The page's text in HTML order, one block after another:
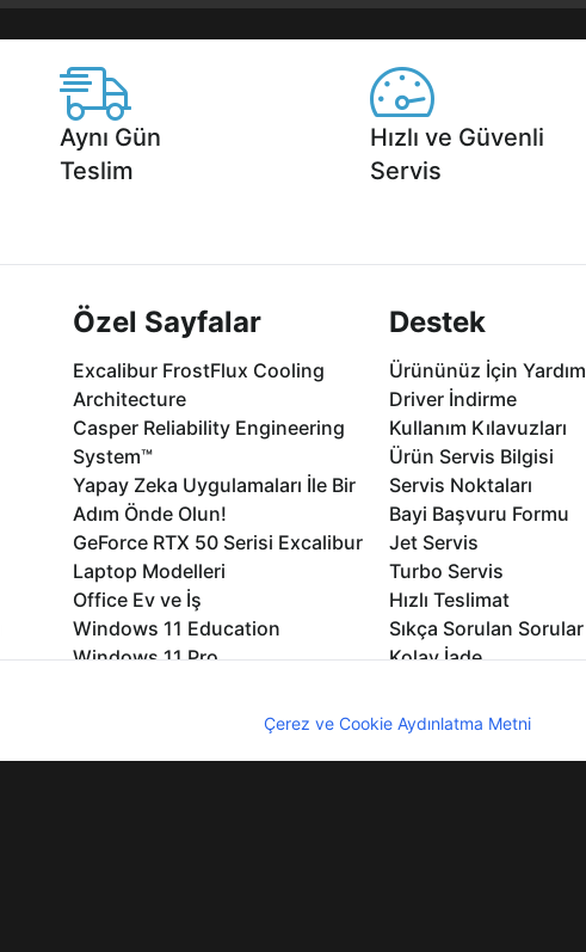
Aynı Gün
Teslim
Hızlı ve Güvenli
Servis
Özel Sayfalar
Excalibur FrostFlux Cooling
Architecture
Casper Reliability Engineering
System™
Yapay Zeka Uygulamaları İle Bir
Adım Önde Olun!
GeForce RTX 50 Serisi Excalibur
Laptop Modelleri
Office Ev ve İş
Windows 11 Education
Windows 11 Pro
Destek
Ürününüz İçin Yardım
Driver İndirme
Kullanım Kılavuzları
Ürün Servis Bilgisi
Servis Noktaları
Bayi Başvuru Formu
Jet Servis
Turbo Servis
Hızlı Teslimat
Sıkça Sorulan Sorular
Kolay İade
Yedek Parçalar
Çerez ve Cookie Aydınlatma Metni